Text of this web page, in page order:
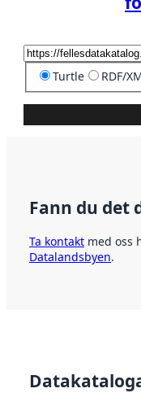
Turtle RDF/
Fann du det
Ta kontakt med oss
Datalandsbyen.